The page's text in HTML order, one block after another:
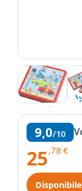
9,0/10
25,78 €